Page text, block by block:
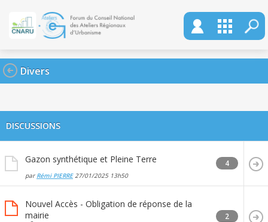
Divers
DISCUSSIONS
Gazon synthétique et Pleine Terre
par Rémi PIERRE27/01/2025 13h50
4
Nouvel Accès - Obligation de réponse de la
mairie
2